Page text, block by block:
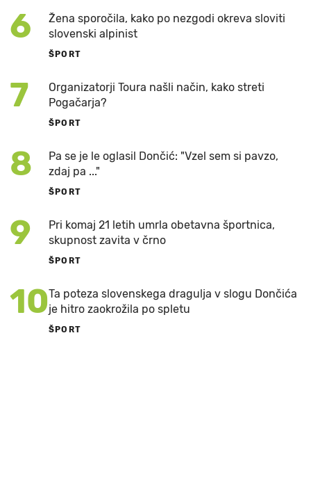
6
Žena sporočila, kako po nezgodi okreva sloviti
slovenski alpinist
ŠPORT
7
Organizatorji Toura našli način, kako streti
Pogačarja?
ŠPORT
8
Pa se je le oglasil Dončić: "Vzel sem si pavzo,
zdaj pa ..."
ŠPORT
9
Pri komaj 21 letih umrla obetavna športnica,
skupnost zavita v črno
ŠPORT
10Ta poteza slovenskega dragulja v slogu Dončića
je hitro zaokrožila po spletu
ŠPORT